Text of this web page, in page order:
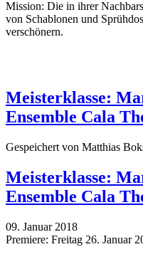
Mission: Die in ihrer
von Schablonen und
verschönern.
Meisterklasse:
Ensemble Cala
Gespeichert von Matthias
Meisterklasse:
Ensemble Cala
09. Januar 2018
Premiere: Freitag 26. Januar